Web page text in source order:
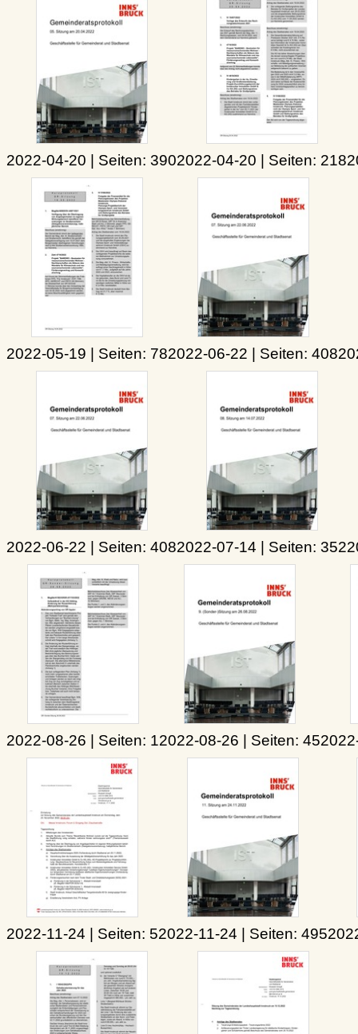
2022-04-20 | Seiten: 3902022-04-20 | Seiten: 218
2022-05-19 | Seiten: 782022-06-22 | Seiten: 408
2022-06-22 | Seiten: 4082022-07-14 | Seiten: 352
2022-08-26 | Seiten: 12022-08-26 | Seiten: 45
2022-11-24 | Seiten: 52022-11-24 | Seiten: 495